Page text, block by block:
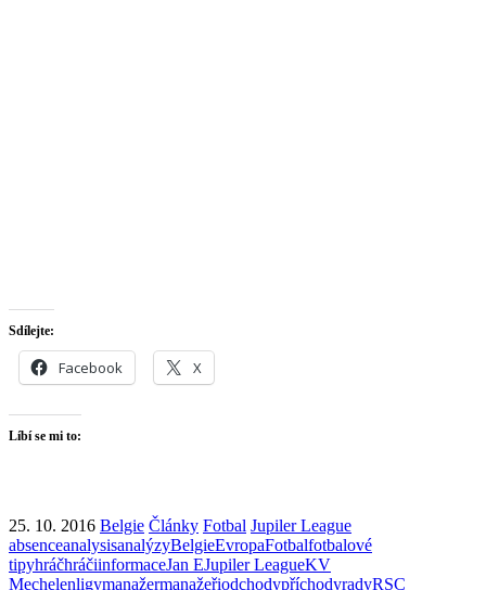
Sdílejte:
Facebook X
Líbí se mi to:
25. 10. 2016 Belgie Články Fotbal Jupiler League
absenceanalysisanalýzyBelgieEvropaFotbalfotbalové
tipyhráčhráčiinformaceJan EJupiler LeagueKV
MechelenligymanažermanažeřiodchodypříchodyradyRSC